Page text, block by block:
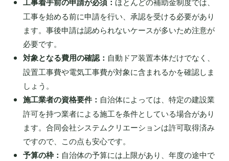
工事を始める前に申請を行い、承認を受ける必要があり
ます。事後申請は認められないケースが多いため注意が
必要です。
対象となる費用の確認： 自動ドア装置本体だけでなく、
設置工事費や電気工事費が対象に含まれるかを確認しま
しょう。
施工業者の資格要件： 自治体によっては、特定の建設業
許可を持つ業者による施工を条件としている場合があり
ます。合同会社システムクリエーションは許可取得済み
ですので、この点も安心です。
予算の枠： 自治体の予算には上限があり、年度の途中で